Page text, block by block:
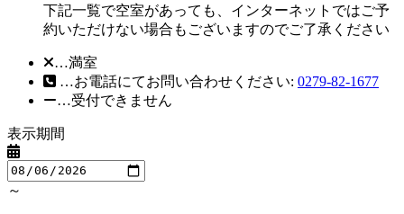
下記一覧で空室があっても、インターネットではご予
約いただけない場合もございますのでご了承ください
…満室
…お電話にてお問い合わせください: 0279-82-1677
…受付できません
表示期間
～